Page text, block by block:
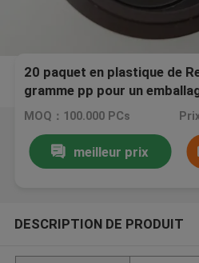
20 paquet en plastique de
gramme pp pour un
temps
MOQ：100.000 PCs
meilleur prix
DESCRIPTION DE PRODUIT